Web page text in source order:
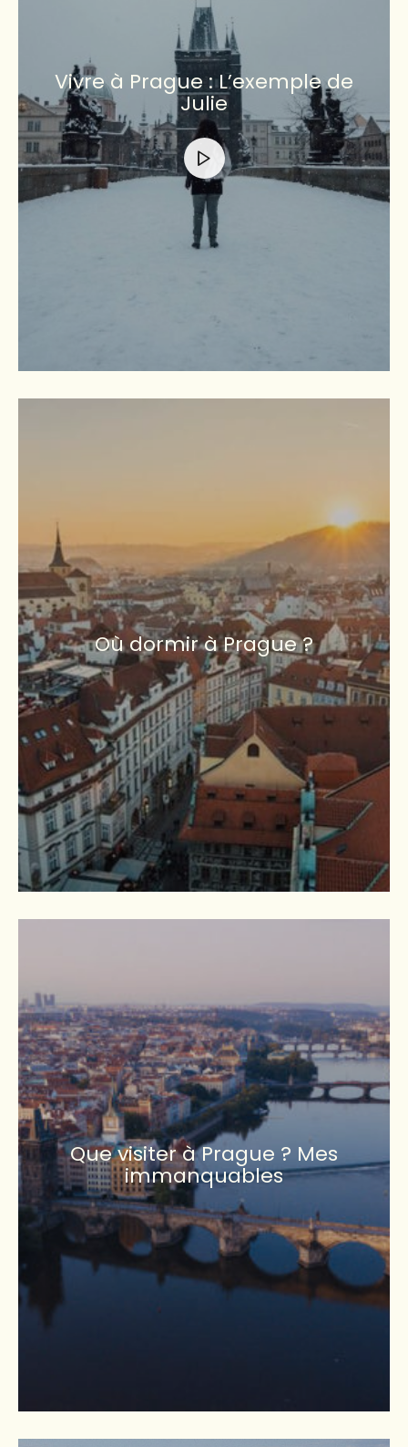
Vivre à Prague : L’exemple de
Julie
Où dormir à Prague ?
Que visiter à Prague ? Mes
immanquables